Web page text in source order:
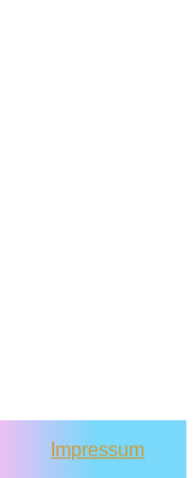
Impressum